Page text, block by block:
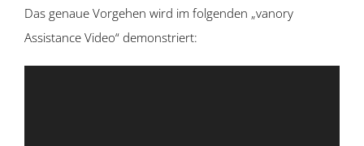
Das genaue Vorgehen wird im folgenden „vanory
Assistance Video“ demonstriert: